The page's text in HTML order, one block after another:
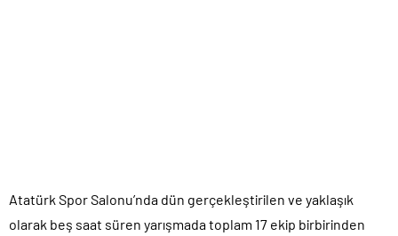
Atatürk Spor Salonu’nda dün gerçekleştirilen ve yaklaşık
olarak beş saat süren yarışmada toplam 17 ekip birbirinden